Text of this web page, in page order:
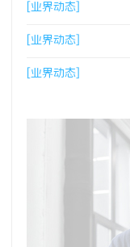
[业界动态]
[业界动态]
[业界动态]